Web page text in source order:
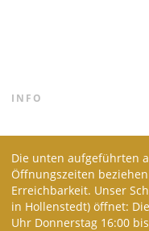
INFO
Die unten aufgeführten
Öffnungszeiten
Erreichbarkeit. Unser
in Hollenstedt) öffnet:
Uhr Donnerstag 16:00